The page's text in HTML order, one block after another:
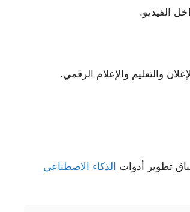
الفيديو.
والتعليم والإعلام الرقمي.
الذكاء الاصطناعي